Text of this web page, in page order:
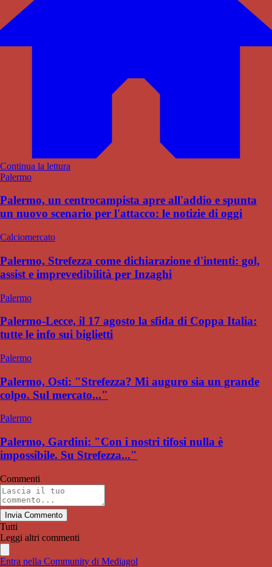
Continua la lettura
Palermo
Palermo, un centrocampista apre all'addio e spunta
un nuovo scenario per l'attacco: le notizie di oggi
Calciomercato
Palermo, Strefezza come dichiarazione d'intenti: gol,
assist e imprevedibilità per Inzaghi
Palermo
Palermo-Lecce, il 17 agosto la sfida di Coppa Italia:
tutte le info sui biglietti
Palermo
Palermo, Osti: "Strefezza? Mi auguro sia un grande
colpo. Sul mercato..."
Palermo
Palermo, Gardini: "Con i nostri tifosi nulla è
impossibile. Su Strefezza..."
Commenti
Invia Commento
Tutti
Leggi altri commenti
Entra nella Community di Mediagol